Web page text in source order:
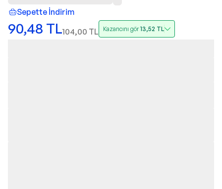
Sepette İndirim
90,48 TL104,00 TL Kazancını gör13,52 TL